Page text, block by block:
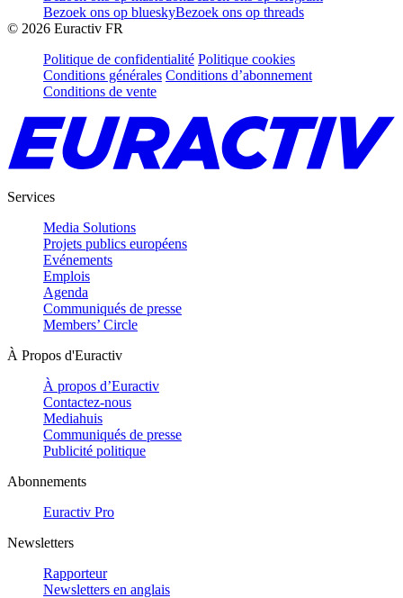
Bezoek ons op blueskyBezoek ons op threads
© 2026 Euractiv FR
Politique de confidentialité Politique cookies
Conditions générales Conditions d’abonnement
Conditions de vente
Services
Media Solutions
Projets publics européens
Evénements
Emplois
Agenda
Communiqués de presse
Members’ Circle
À Propos d'Euractiv
À propos d’Euractiv
Contactez-nous
Mediahuis
Communiqués de presse
Publicité politique
Abonnements
Euractiv Pro
Newsletters
Rapporteur
Newsletters en anglais